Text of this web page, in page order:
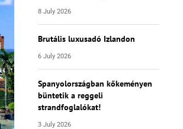
8 July 2026
Brutális luxusadó Izlandon
6 July 2026
Spanyolországban kőkeményen
büntetik a reggeli
strandfoglalókat!
3 July 2026